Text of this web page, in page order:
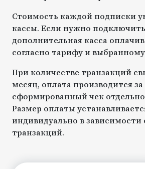
Стоимость каждой подписки
кассы. Если нужно подключить
дополнительная касса
согласно тарифу и
При количестве транзакций
месяц, оплата производится
сформированный чек
Размер оплаты
индивидуально в зависимости
транзакций.